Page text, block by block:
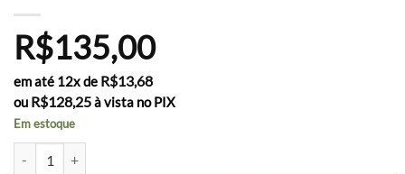
R$135,00
em até 12x de R$13,68
ou R$128,25à vista no PIX
Em estoque